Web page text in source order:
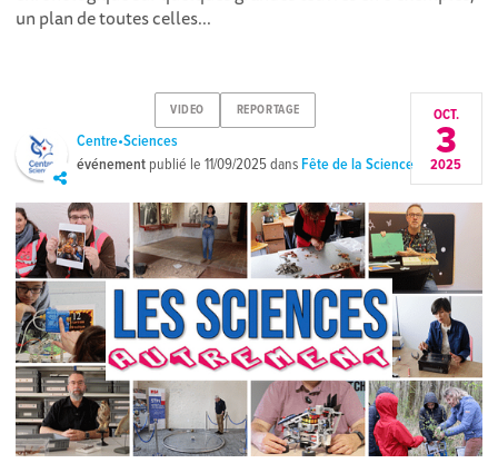
un plan de toutes celles...
VIDEO REPORTAGE
Centre•Sciences
événement publié le11/09/2025dansFête de la Science
OCT.
3
2025